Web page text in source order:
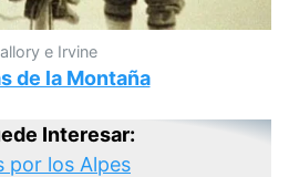
e Irvine
de la Montaña
Interesar:
por los Alpes